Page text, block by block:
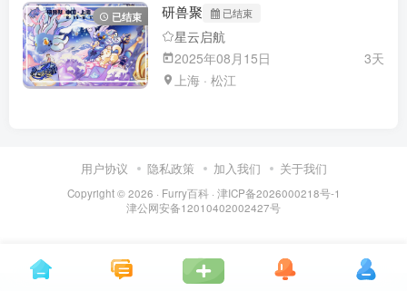
已结束 研兽聚 已结束
星云启航
2025年08月15日
3天
上海 · 松江
用户协议 隐私政策 加入我们 关于我们
Copyright © 2026 · Furry百科· 津ICP备2026000218号-1
津公网安备12010402002427号